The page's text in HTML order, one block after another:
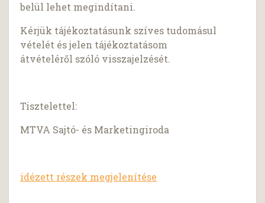
belül lehet megindítani.
Kérjük tájékoztatásunk szíves tudomásul
vételét és jelen tájékoztatásom
átvételéről szóló visszajelzését.
Tisztelettel:
MTVA Sajtó- és Marketingiroda
idézett részek megjelenítése